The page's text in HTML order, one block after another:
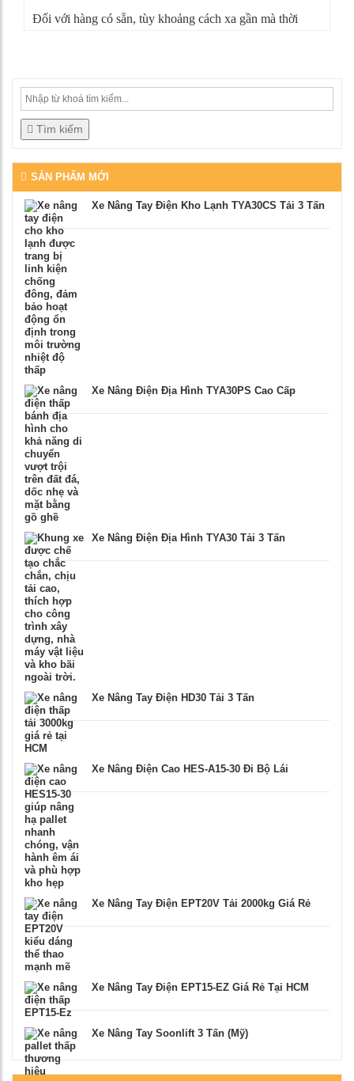
Đối với hàng có sẵn, tùy khoảng cách xa gần mà thời
Tìm kiếm
SẢN PHẨM MỚI
Xe Nâng Tay Điện Kho Lạnh TYA30CS Tải 3 Tấn
Xe Nâng Điện Địa Hình TYA30PS Cao Cấp
Xe Nâng Điện Địa Hình TYA30 Tải 3 Tấn
Xe Nâng Tay Điện HD30 Tải 3 Tấn
Xe Nâng Điện Cao HES-A15-30 Đi Bộ Lái
Xe Nâng Tay Điện EPT20V Tải 2000kg Giá Rẻ
Xe Nâng Tay Điện EPT15-EZ Giá Rẻ Tại HCM
Xe Nâng Tay Soonlift 3 Tấn (Mỹ)